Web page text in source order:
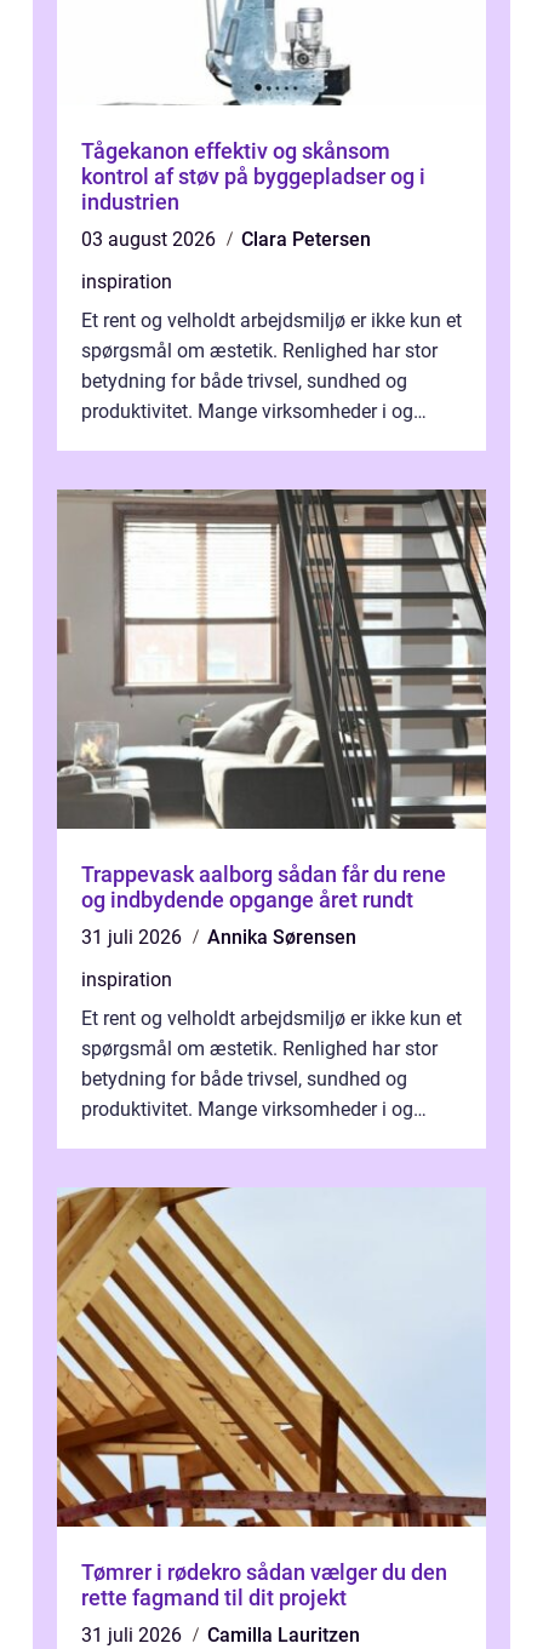
Tågekanon effektiv og skånsom
kontrol af støv på byggepladser og i
industrien
03 august 2026
Clara Petersen
inspiration
Et rent og velholdt arbejdsmiljø er ikke kun et
spørgsmål om æstetik. Renlighed har stor
betydning for både trivsel, sundhed og
produktivitet. Mange virksomheder i og
Trappevask aalborg sådan får du rene
og indbydende opgange året rundt
31 juli 2026
Annika Sørensen
inspiration
Et rent og velholdt arbejdsmiljø er ikke kun et
spørgsmål om æstetik. Renlighed har stor
betydning for både trivsel, sundhed og
produktivitet. Mange virksomheder i og
Tømrer i rødekro sådan vælger du den
rette fagmand til dit projekt
31 juli 2026
Camilla Lauritzen